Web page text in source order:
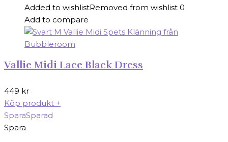
Added to wishlistRemoved from wishlist 0
Add to compare
Vallie Midi Lace Black Dress
449 kr
Köp produkt +
SparaSparad
Spara